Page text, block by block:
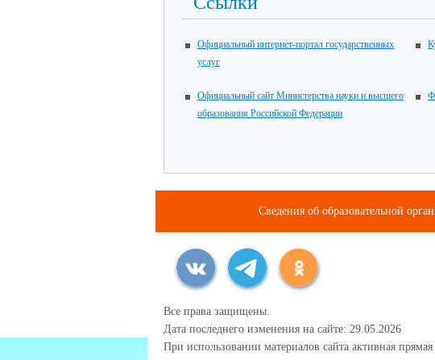
Официальный интернет-портал государственных
услуг
Официальный сайт Министерства науки и высшего
образования Российской Федерации
Сведения об образовательной
Все права защищены.
Дата последнего изменения на сайте: 29.05.2026
При использовании материалов сайта активная